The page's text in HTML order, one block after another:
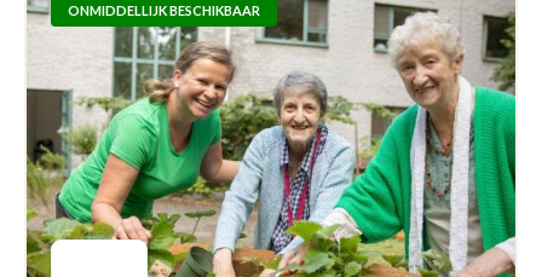
ONMIDDELLIJK BESCHIKBAAR